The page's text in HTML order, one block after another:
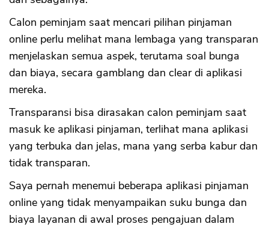
Calon peminjam saat mencari pilihan pinjaman
online perlu melihat mana lembaga yang transparan
menjelaskan semua aspek, terutama soal bunga
dan biaya, secara gamblang dan clear di aplikasi
mereka.
Transparansi bisa dirasakan calon peminjam saat
masuk ke aplikasi pinjaman, terlihat mana aplikasi
yang terbuka dan jelas, mana yang serba kabur dan
tidak transparan.
Saya pernah menemui beberapa aplikasi pinjaman
online yang tidak menyampaikan suku bunga dan
biaya layanan di awal proses pengajuan dalam